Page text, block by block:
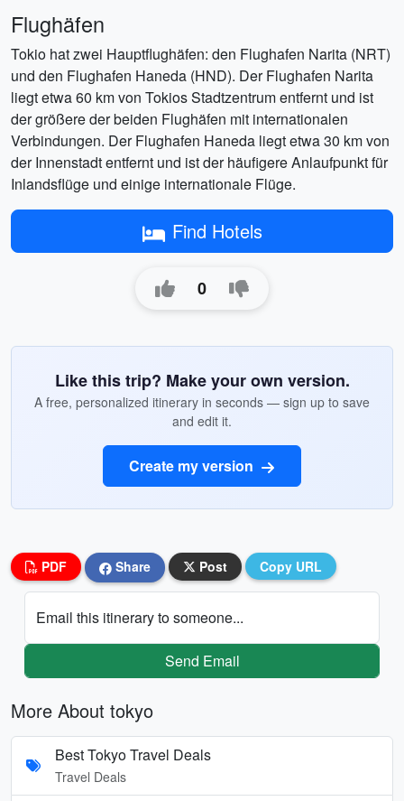
Flughäfen
Tokio hat zwei Hauptflughäfen: den Flughafen Narita (NRT)
und den Flughafen Haneda (HND). Der Flughafen Narita
liegt etwa 60 km von Tokios Stadtzentrum entfernt und ist
der größere der beiden Flughäfen mit internationalen
Verbindungen. Der Flughafen Haneda liegt etwa 30 km von
der Innenstadt entfernt und ist der häufigere Anlaufpunkt für
Inlandsflüge und einige internationale Flüge.
Find Hotels
0
Like this trip? Make your own version.
A free, personalized itinerary in seconds — sign up to save
and edit it.
Create my version
PDF Share Post Copy URL
Email this itinerary to someone...
Send Email
More About tokyo
Best Tokyo Travel Deals
Travel Deals